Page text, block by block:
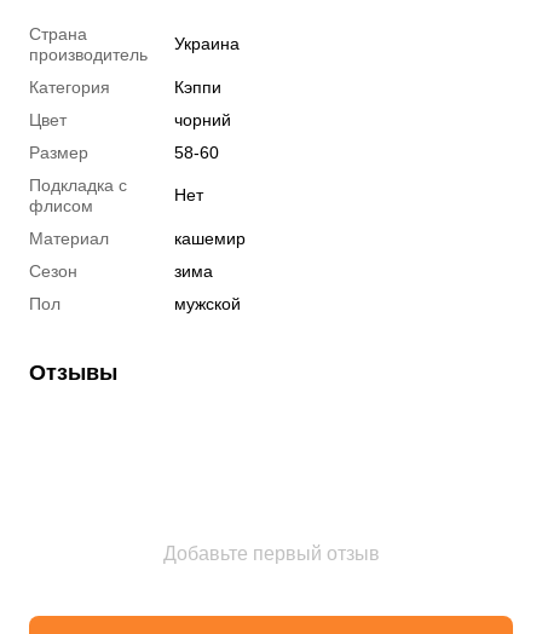
Страна
производитель
Украина
Категория
Кэппи
Цвет
чорний
Размер
58-60
Подкладка с
флисом
Нет
Материал
кашемир
Сезон
зима
Пол
мужской
Отзывы
Добавьте первый отзыв